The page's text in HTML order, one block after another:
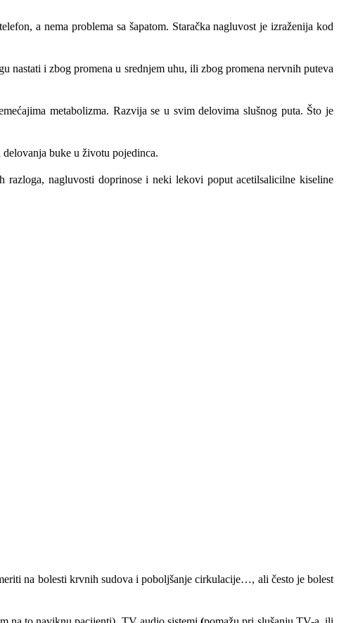
a nema problema sa šapatom. Staračka nagluvost je izraženija kod
nastati i zbog promena u srednjem uhu, ili zbog promena nervnih puteva
metabolizma. Razvija se u svim delovima slušnog puta. Što je
buke u životu pojedinca.
razloga, nagluvosti doprinose i neki lekovi poput acetilsalicilne kiseline
na bolesti krvnih sudova i poboljšanje cirkulacije…, ali često je bolest